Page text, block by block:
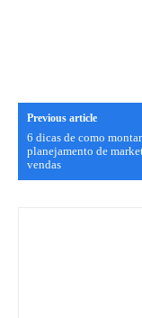
Previous article
6 dicas de como
planejamento de
vendas